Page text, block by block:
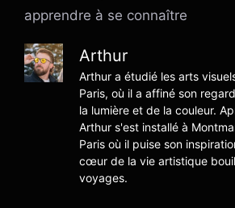
apprendre à se connaître
Arthur
Arthur a étudié les arts
Paris, où il a affiné son
la lumière et de la couleur.
Arthur s'est installé à
Paris où il puise son
cœur de la vie artistique
voyages.